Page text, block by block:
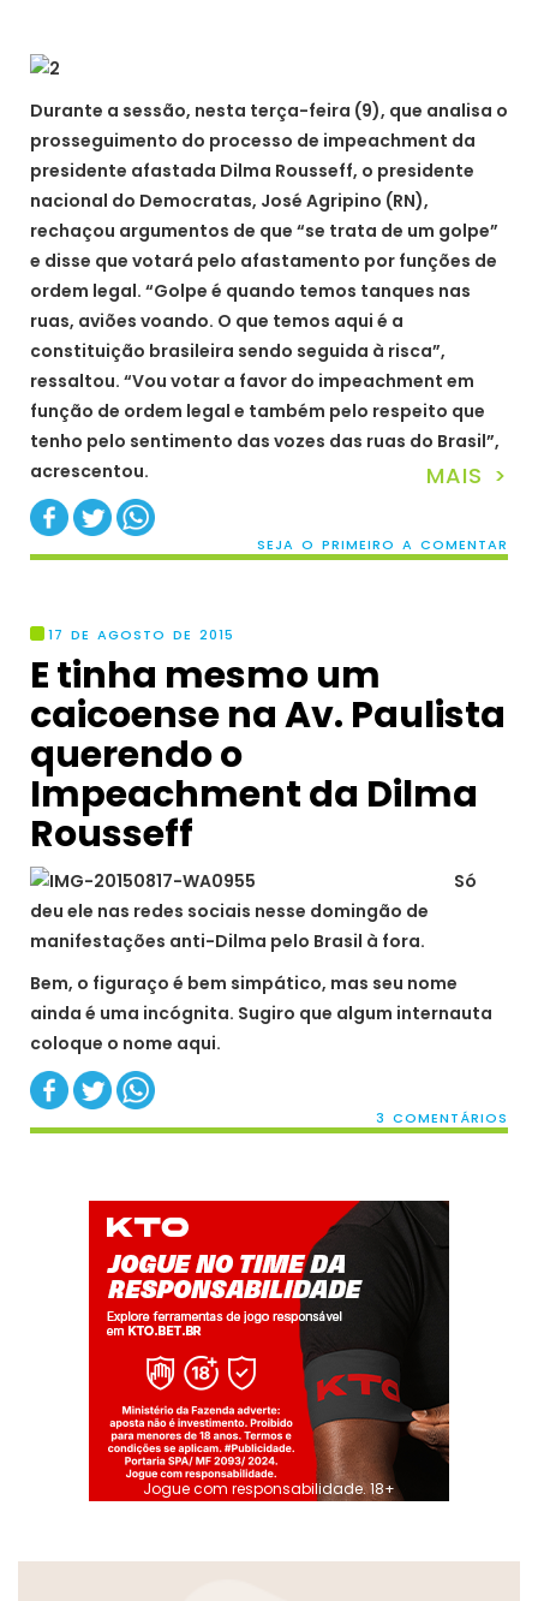
Durante a sessão, nesta terça-feira (9), que analisa o
prosseguimento do processo de impeachment da
presidente afastada Dilma Rousseff, o presidente
nacional do Democratas, José Agripino (RN),
rechaçou argumentos de que “se trata de um golpe”
e disse que votará pelo afastamento por funções de
ordem legal. “Golpe é quando temos tanques nas
ruas, aviões voando. O que temos aqui é a
constituição brasileira sendo seguida à risca”,
ressaltou. “Vou votar a favor do impeachment em
função de ordem legal e também pelo respeito que
tenho pelo sentimento das vozes das ruas do Brasil”,
acrescentou.
MAIS >
SEJA O PRIMEIRO A COMENTAR
17 DE AGOSTO DE 2015
E tinha mesmo um
caicoense na Av. Paulista
querendo o
Impeachment da Dilma
Rousseff
Só
deu ele nas redes sociais nesse domingão de
manifestações anti-Dilma pelo Brasil à fora.
Bem, o figuraço é bem simpático, mas seu nome
ainda é uma incógnita. Sugiro que algum internauta
coloque o nome aqui.
3 COMENTÁRIOS
Jogue com responsabilidade. 18+